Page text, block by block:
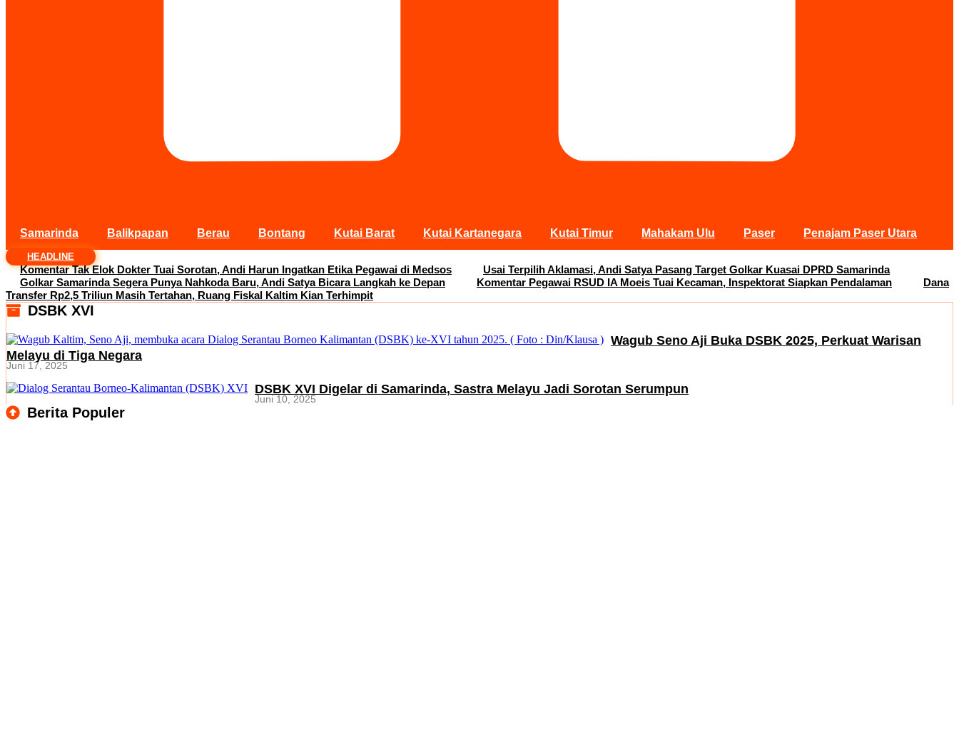
Samarinda Balikpapan Berau Bontang Kutai Barat Kutai Kartanegara Kutai Timur Mahakam Ulu Paser Penajam Paser Utara
HEADLINE
Komentar Tak Elok Dokter Tuai Sorotan, Andi Harun Ingatkan Etika Pegawai di Medsos
Usai Terpilih Aklamasi, Andi Satya Pasang Target Golkar Kuasai DPRD Samarinda
Golkar Samarinda Segera Punya Nahkoda Baru, Andi Satya Bicara Langkah ke Depan
Komentar Pegawai RSUD IA Moeis Tuai Kecaman, Inspektorat Siapkan Pendalaman
Dana
Transfer Rp2,5 Triliun Masih Tertahan, Ruang Fiskal Kaltim Kian Terhimpit
DSBK XVI
Wagub Seno Aji Buka DSBK 2025, Perkuat Warisan
Melayu di Tiga Negara
Juni 17, 2025
DSBK XVI Digelar di Samarinda, Sastra Melayu Jadi Sorotan Serumpun
Juni 10, 2025
Berita Populer